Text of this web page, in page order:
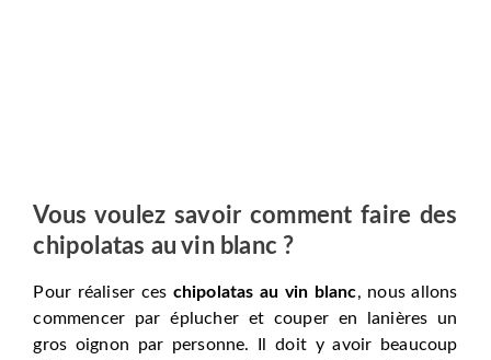
Vous voulez savoir comment faire des
chipolatas au vin blanc ?
Pour réaliser ces chipolatas au vin blanc, nous allons
commencer par éplucher et couper en lanières un
gros oignon par personne. Il doit y avoir beaucoup